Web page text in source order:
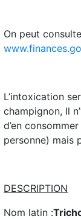
On peut
L’intoxication
champignon, Il
d’en
personne) mais
DESCRIPTION
Nom latin :